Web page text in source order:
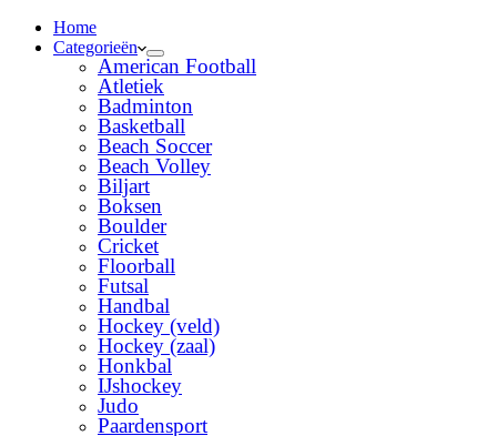
Home
Categorieën
American Football
Atletiek
Badminton
Basketball
Beach Soccer
Beach Volley
Biljart
Boksen
Boulder
Cricket
Floorball
Futsal
Handbal
Hockey (veld)
Hockey (zaal)
Honkbal
IJshockey
Judo
Paardensport